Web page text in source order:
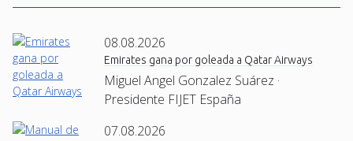
08.08.2026
Emirates gana por goleada a Qatar Airways
Miguel Angel Gonzalez Suárez ·
Presidente FIJET España
07.08.2026